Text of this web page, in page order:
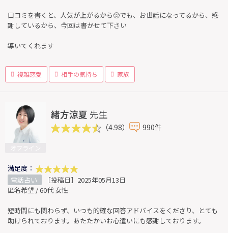
口コミを書くと、人気が上がるから🥺でも、お世話になってるから、感
謝しているから、今回は書かせて下さい
導いてくれます
複雑恋愛 相手の気持ち 家族
緒方涼夏 先生
（4.98） 990件
満足度：
電話占い
［投稿日］2025年05月13日
匿名希望 / 60代 女性
短時間にも関わらず、いつも的確な回答アドバイスをくださり、とても
助けられております。あたたかいお心遣いにも感謝しております。